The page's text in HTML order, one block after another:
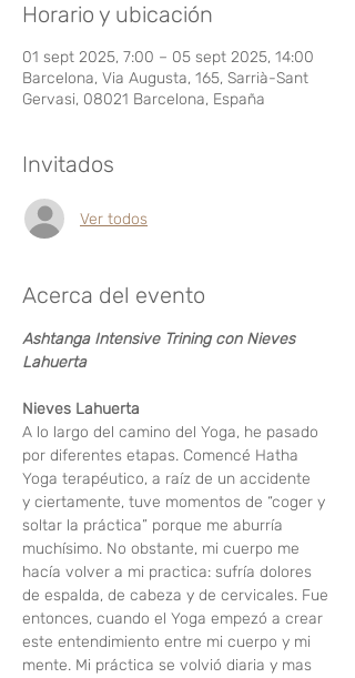
Horario y ubicación
01 sept 2025, 7:00 – 05 sept 2025, 14:00
Barcelona, Via Augusta, 165, Sarrià-Sant
Gervasi, 08021 Barcelona, España
Invitados
Ver todos
Acerca del evento
Ashtanga Intensive Trining con Nieves
Lahuerta
Nieves Lahuerta
A lo largo del camino del Yoga, he pasado
por diferentes etapas. Comencé Hatha
Yoga terapéutico, a raíz de un accidente
y ciertamente, tuve momentos de “coger y
soltar la práctica” porque me aburría
muchísimo. No obstante, mi cuerpo me
hacía volver a mi practica: sufría dolores
de espalda, de cabeza y de cervicales. Fue
entonces, cuando el Yoga empezó a crear
este entendimiento entre mi cuerpo y mi
mente. Mi práctica se volvió diaria y mas